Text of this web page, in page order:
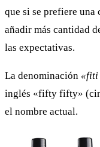
que si se prefiere una
añadir más cantidad
las expectativas.
La denominación
inglés «fifty fifty»
el nombre actual.